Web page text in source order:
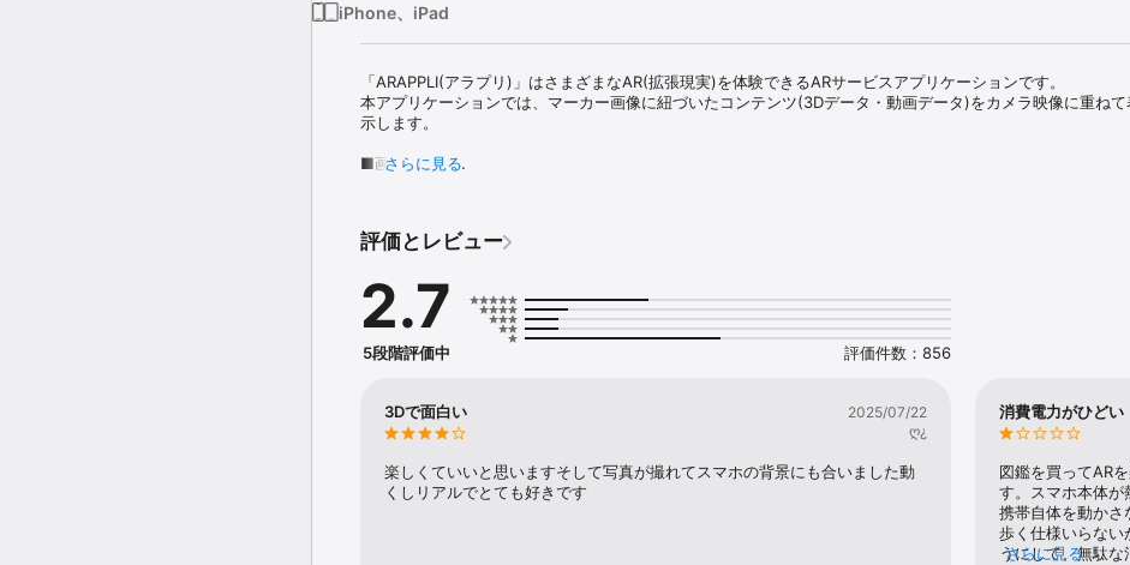
iPhone、iPad
「ARAPPLI(アラプリ)」はさまざまなAR(拡張現実)を体験できるARサービスアプリケーションです。
本アプリケーションでは、マーカー画像に紐づいたコンテンツ(3Dデータ・動画データ)をカメラ映像に重ねて
示します。
■画像の投稿
取得したARコンテンツはコレクションすることができ、特定のコンテンツをすべて集めると、通常では入手で
※本アプリケーションはiOS15.0以上がインストールされている端末専用となります。
さらに見る
評価とレビュー
2.7
5段階評価中 評価件数：856
3Dで面白い
2025/07/22
ღ¿
楽しくていいと思いますそして写真が撮れてスマホの背景にも合いました動
くしリアルでとても好きです
消費電力がひどい
図鑑を買ってAR
す。スマホ本体が
携帯自体を動かさ
歩く仕様いらない
うにして、無駄な
さらに見る